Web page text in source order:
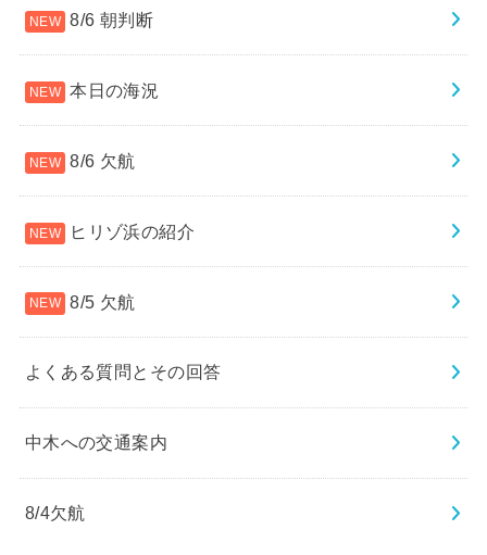
8/6 朝判断
本日の海況
8/6 欠航
ヒリゾ浜の紹介
8/5 欠航
よくある質問とその回答
中木への交通案内
8/4欠航